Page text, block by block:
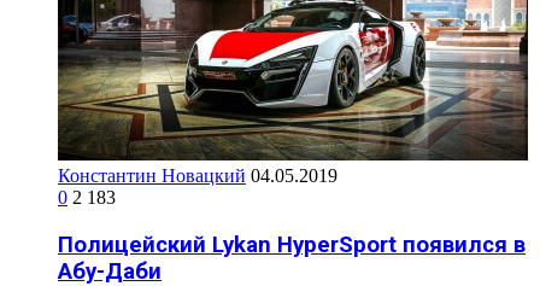
Константин Новацкий 04.05.2019
0 2 183
Полицейский Lykan HyperSport появился в
Абу-Даби